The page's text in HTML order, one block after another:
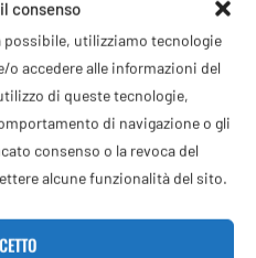
consenso
possibile, utilizziamo tecnologie
o accedere alle informazioni del
di queste tecnologie,
di navigazione o gli
consenso o la revoca del
alcune funzionalità del sito.
resta alla Roma
2026